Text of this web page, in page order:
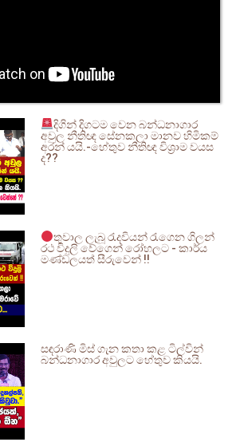
දිගින් දිගටම වෙන බන්ධනාගාර
අවුල නීතිඥ සේනකලා මානව හිමිකම්
අරන් යයි.-හේතුව නීතිඥ විශ්‍රාම වයස
ද??
තුවාල ලැබූ රැදවියන් රැගෙන ගිලන්
රථ විදුලි වේගෙන් රෝහලට - කාර්ය
මණ්ඩලයත් සීරුවෙන් !!
සඳරාණි මිස් ගැන කතා කළ ටිල්වින්
බන්ධනාගාර අවුලට හේතුව කියයි.